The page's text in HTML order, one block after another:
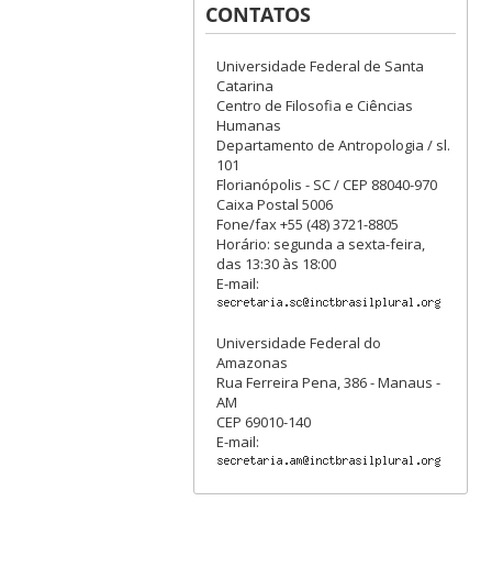
CONTATOS
Universidade Federal de Santa
Catarina
Centro de Filosofia e Ciências
Humanas
Departamento de Antropologia / sl.
101
Florianópolis - SC / CEP 88040-970
Caixa Postal 5006
Fone/fax +55 (48) 3721-8805
Horário: segunda a sexta-feira,
das 13:30 às 18:00
E-mail:
Universidade Federal do
Amazonas
Rua Ferreira Pena, 386 - Manaus -
AM
CEP 69010-140
E-mail: